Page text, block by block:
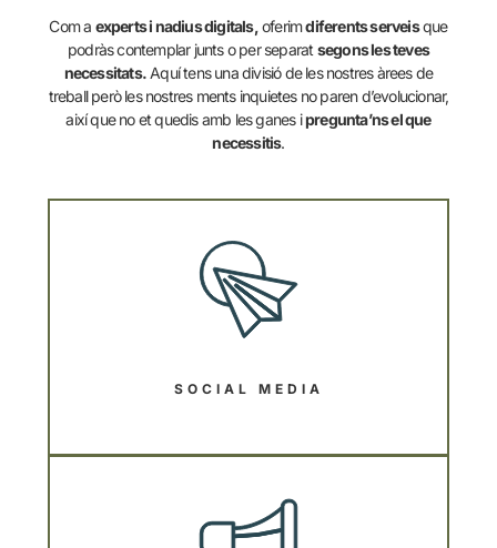
Com a experts i nadius digitals,oferimdiferents serveisque
podràs contemplar junts o per separatsegons les teves
necessitats.Aquí tens una divisió de les nostres àrees de
treball però les nostres ments inquietes no paren d’evolucionar,
així que no et quedis amb les ganes ipregunta’ns el que
necessitis.
SOCIAL MEDIA